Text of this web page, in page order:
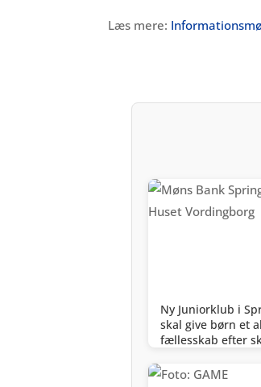
Læs mere:
Ny Juniorklub i
skal give børn et
fællesskab efter